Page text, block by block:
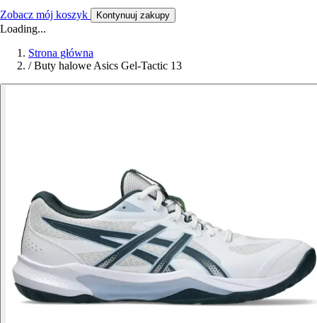
Zobacz mój koszyk Kontynuuj zakupy
Loading...
Strona główna
/ Buty halowe Asics Gel-Tactic 13